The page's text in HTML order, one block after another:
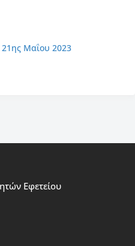
21ης Μαΐου 2023
Εφετείου